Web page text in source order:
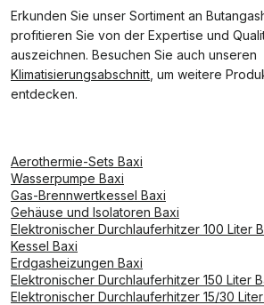
Erkunden Sie unser Sortiment an
profitieren Sie von der Expertise und
auszeichnen. Besuchen Sie auch unseren
Klimatisierungsabschnitt , um weitere
entdecken.
Aerothermie-Sets Baxi
Wasserpumpe Baxi
Gas-Brennwertkessel Baxi
Gehäuse und Isolatoren Baxi
Elektronischer Durchlauferhitzer 100 Liter
Kessel Baxi
Erdgasheizungen Baxi
Elektronischer Durchlauferhitzer 150 Liter
Elektronischer Durchlauferhitzer 15/30